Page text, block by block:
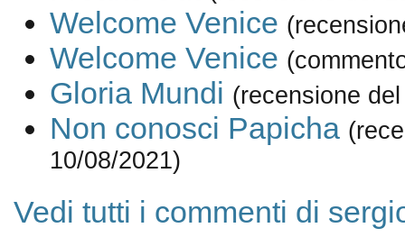
Welcome Venice
Welcome Venice
Gloria Mundi (recensione
Non conosci Papicha
10/08/2021)
Vedi tutti i commenti di